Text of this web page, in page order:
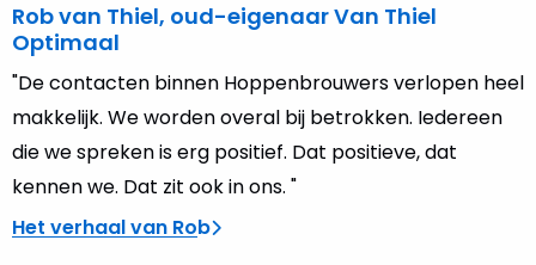
Rob van Thiel, oud-eigenaar Van Thiel
Optimaal
"De contacten binnen Hoppenbrouwers verlopen heel
makkelijk. We worden overal bij betrokken. Iedereen
die we spreken is erg positief. Dat positieve, dat
kennen we. Dat zit ook in ons. "
Het verhaal van Rob